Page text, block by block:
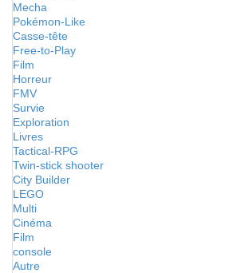
Mecha
Pokémon-Like
Casse-tête
Free-to-Play
Film
Horreur
FMV
Survie
Exploration
Livres
Tactical-RPG
Twin-stick shooter
City Builder
LEGO
Multi
Cinéma
Film
console
Autre